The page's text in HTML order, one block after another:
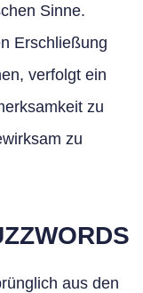
Sinne.
Erschließung
verfolgt ein
zu
zu
aus den